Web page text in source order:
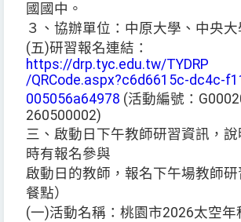
國國中。
３、協辦單位：中原大學、中央
(五)研習報名連結：
https://drp.tyc.edu.tw/TYDRP
/QRCode.aspx?c6d6615c-dc4c-
005056a64978 (活動編號：
260500002)
三、啟動日下午教師研習資訊，說
時有報名參與
啟動日的教師，報名下午場教師
餐點）
(一)活動名稱：桃園市2026太空年